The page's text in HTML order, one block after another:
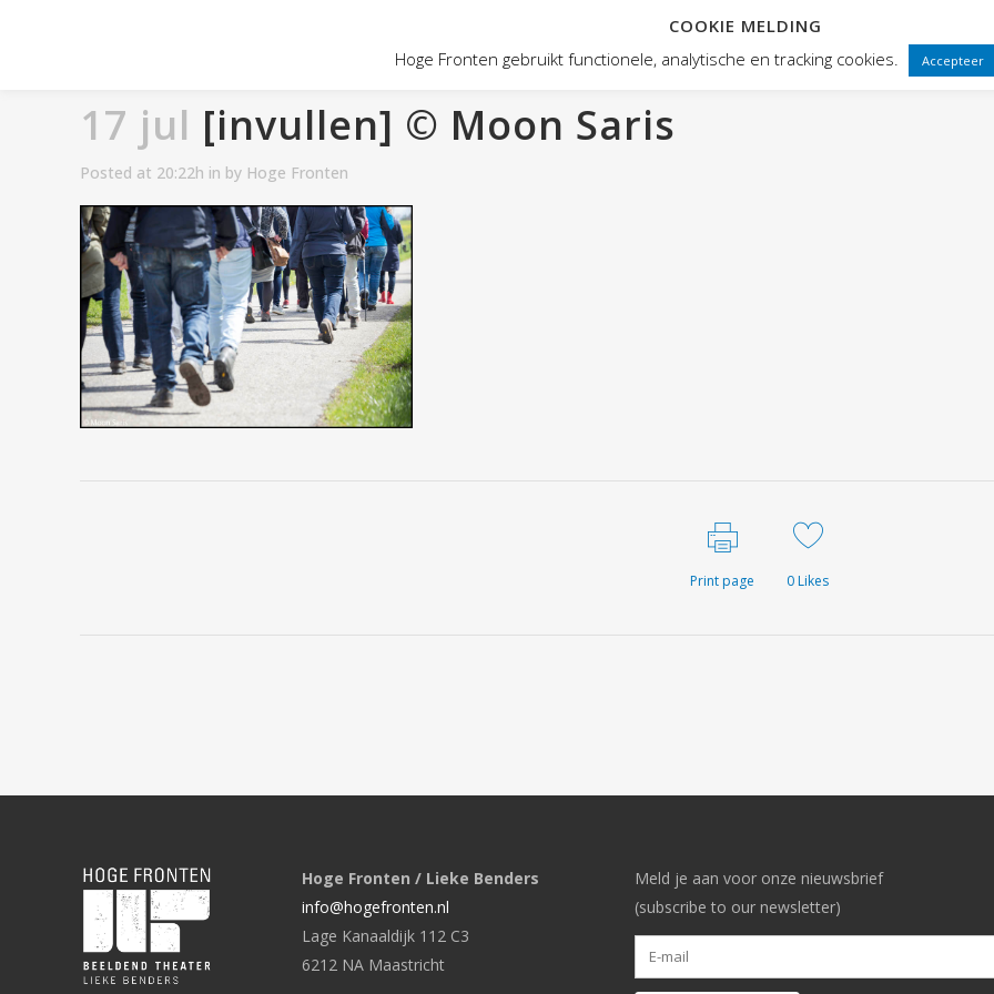
VOORSTELLINGEN PUBLIEKSWERKING
17 jul [invullen] © Moon Saris
Posted at 20:22h in by Hoge Fronten
Print page 0Likes
Hoge Fronten / Lieke Benders
info@hogefronten.nl
Lage Kanaaldijk 112 C3
6212 NA Maastricht
Meld je aan voor onze nieuwsbrief
(subscribe to our newsletter)
COOKIE MELDING
Hoge Fronten gebruikt functionele, analytische en tracking cookies.
Accepteer